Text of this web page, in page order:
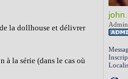
la dollhouse et délivrer
à la série (dans le cas où